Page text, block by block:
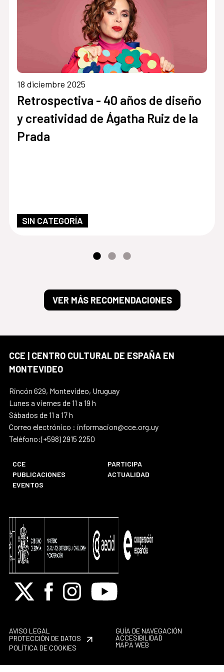
18 diciembre 2025
Retrospectiva - 40 años de diseño
y creatividad de Ágatha Ruiz de la
Prada
SIN CATEGORÍA
VER MÁS RECOMENDACIONES
CCE | CENTRO CULTURAL DE ESPAÑA EN
MONTEVIDEO
Rincón 629, Montevideo, Uruguay
Lunes a viernes de 11 a 19 h
Sábados de 11 a 17 h
Correo electrónico : informacion@cce.org.uy
Teléfono:(+598) 2915 2250
CCE
PARTICIPA
PUBLICACIONES
ACTUALIDAD
EVENTOS
X FacebookInstagramYoutube
AVISO LEGAL
PROTECCIÓN DE DATOS
POLÍTICA DE COOKIES
GUÍA DE NAVEGACIÓN
ACCESIBILIDAD
MAPA WEB